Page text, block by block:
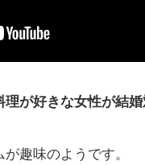
が好きな女性が結
趣味のようです。